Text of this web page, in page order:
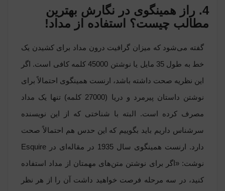
4. راز همینگوی در نگارش بهترین
مطالب چیست؟ استفاده از مداد!
گفته می‌شود که میزان گرافیت درون مداد برای کشیدن یک
خط به طول 35 مایل یا نوشتن 45000 کلمه کافی است. اگر
این نظریه صحت داشته باشد، ارنست همینگوی احتمالاً برای
نوشتن داستان پیرمرد و دریا (27000 کلمه) تنها یک مداد
مصرف کرده است. البته با شناختی که از این نویسنده
سرشناس داریم باید بگوییم که این حدس هم احتمالاً صحت
دارد. ارنست همینگوی سال 1935 در مقاله‌ای در Esquire
نوشت: «اگر برای نوشتن متن‌های مهمتان از مداد استفاده
کنید، در سه مرحله فرصت خواهید داشت آن را از هر نظر